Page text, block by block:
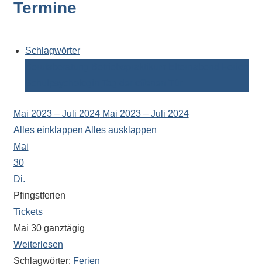
Kontaktdaten,
Zusammensetzung
oder
zur
Ausstattung
der
wir
versuchen
auf
alle
Fragen
Antworten
Termine
Schlagwörter
Mai 2023 – Juli 2024 Mai 2023 – Juli 2024
Alles einklappen Alles ausklappen
Mai
30
Di.
Pfingstferien
Tickets
Mai 30 ganztägig
Weiterlesen
Schlagwörter: Ferien